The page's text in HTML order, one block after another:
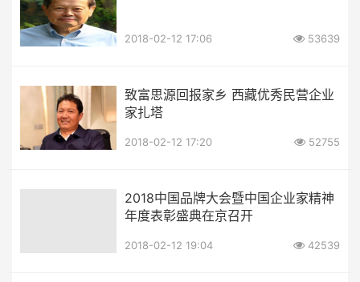
2018-02-12 17:06 53639
致富思源回报家乡 西藏优秀民营企业
家扎塔
2018-02-12 17:20 52755
2018中国品牌大会暨中国企业家精神
年度表彰盛典在京召开
2018-02-12 19:04 42539